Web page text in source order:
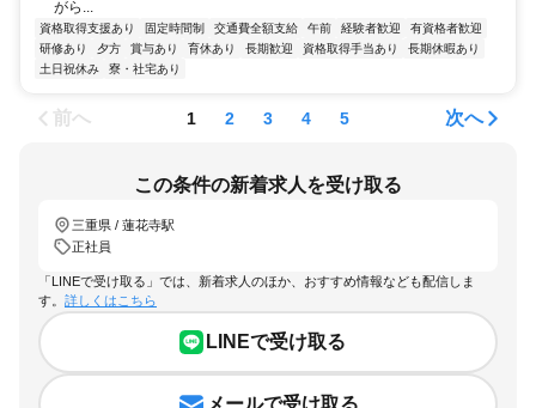
がら...
資格取得支援あり 固定時間制 交通費全額支給 午前 経験者歓迎
有資格者歓迎
研修あり
夕方 賞与あり 育休あり 長期歓迎 資格取得手当あり
長期休暇あり
土日祝休み
寮・社宅あり
前へ 1 2 3 4 5 次へ
この条件の新着求人を受け取る
三重県 / 蓮花寺駅
正社員
「LINEで受け取る」では、新着求人のほか、おすすめ情報なども配信しま
す。 詳しくはこちら
LINEで受け取る